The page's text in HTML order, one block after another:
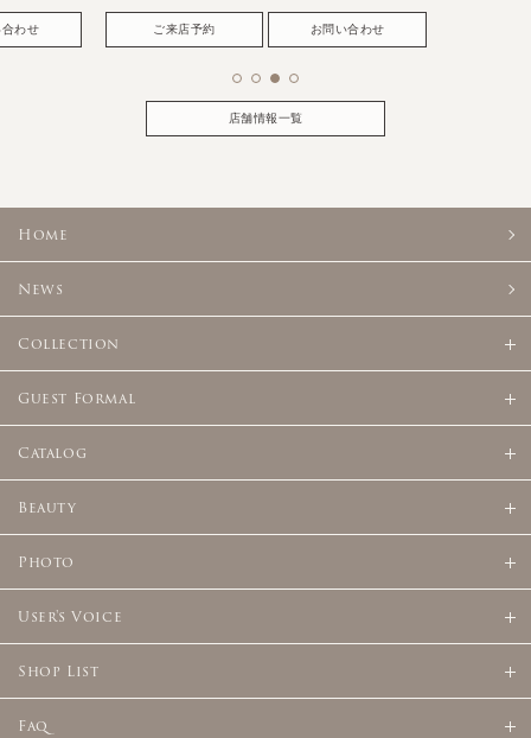
わせ ご来店予約 お問い合わせ
店舗情報一覧
Home
News
Collection
Guest Formal
Catalog
Beauty
Photo
User's Voice
Shop List
Faq